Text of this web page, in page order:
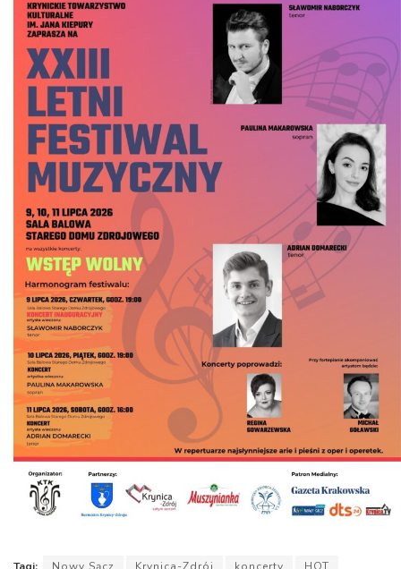
Tagi: Nowy Sącz Krynica-Zdrój koncerty HOT